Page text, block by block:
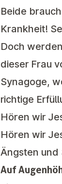
Beide
Krankheit!
Doch
dieser Frau
Synagoge,
richtige
Hören wir
Hören wir
Ängsten und
Auf